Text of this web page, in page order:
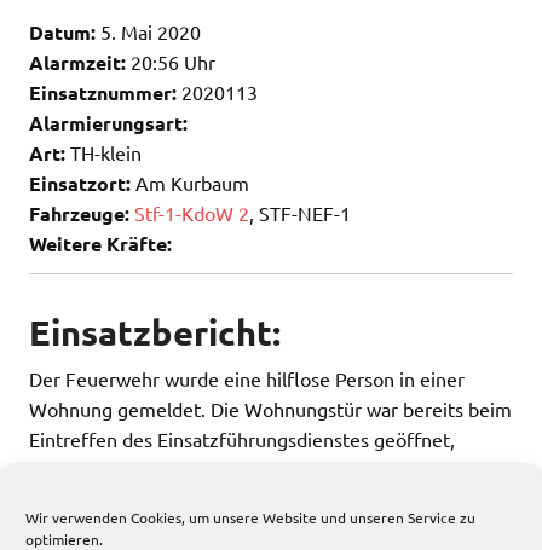
Wir verwenden Cookies, um unsere Website und unseren Service zu
optimieren.
Datum: 5. Mai 2020
Alarmzeit: 20:56 Uhr
Einsatznummer: 2020113
Alarmierungsart:
Art: TH-klein
Einsatzort: Am Kurbaum
Fahrzeuge: Stf-1-KdoW 2 , STF-NEF-1
Weitere Kräfte:
Einsatzbericht:
Der Feuerwehr wurde eine hilflose Person in einer
Wohnung gemeldet. Die Wohnungstür war bereits beim
Eintreffen des Einsatzführungsdienstes geöffnet,